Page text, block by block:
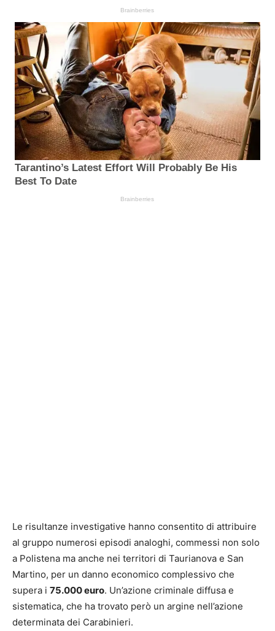
Le risultanze investigative hanno consentito di attribuire
al gruppo numerosi episodi analoghi, commessi non solo
a Polistena ma anche nei territori di Taurianova e San
Martino, per un danno economico complessivo che
supera i 75.000 euro. Un’azione criminale diffusa e
sistematica, che ha trovato però un argine nell’azione
determinata dei Carabinieri.